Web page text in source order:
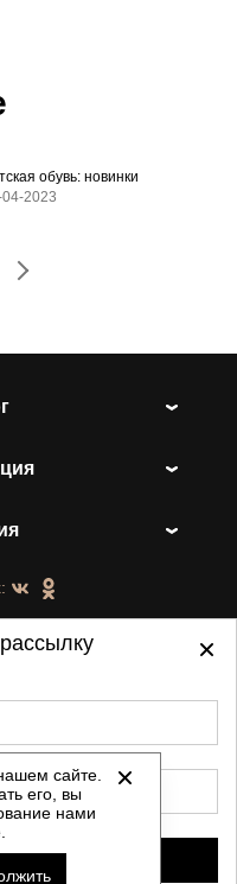
обувь: новинки
04-2023
- все права
магазином и
офертой.
данных
сайте.
его, вы
нами